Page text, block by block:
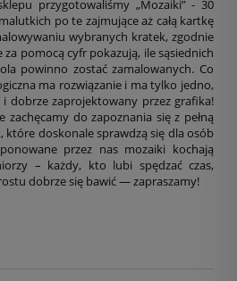
przygotowaliśmy „Mozaiki” - 30
po te zajmujące aż całą kartkę
wybranych kratek, zgodnie
pomocą cyfr pokazują, ile sąsiednich
powinno zostać zamalowanych. Co
ma rozwiązanie i ma tylko jedno,
dobrze zaprojektowany przez grafika!
zachęcamy do zapoznania się z pełną
które doskonale sprawdzą się dla osób
przez nas mozaiki kochają
– każdy, kto lubi spędzać czas,
dobrze się bawić — zapraszamy!